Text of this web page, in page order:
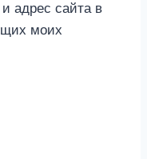
адрес сайта в
моих